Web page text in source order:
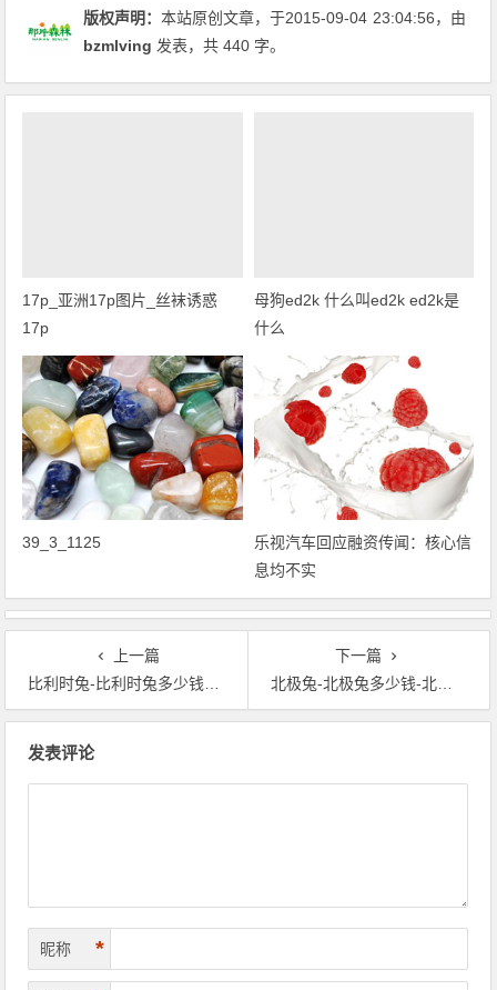
版权声明：本站原创文章，于2015-09-04 23:04:56，由
bzmlving 发表，共 440 字。
17p_亚洲17p图片_丝袜诱惑
17p
母狗ed2k 什么叫ed2k ed2k是
什么
39_3_1125
乐视汽车回应融资传闻：核心信
息均不实
上一篇
比利时兔-比利时兔多少钱-比利时兔子
下一篇
北极兔-北极兔多少钱-北极兔吃啥
发表评论
昵称 *